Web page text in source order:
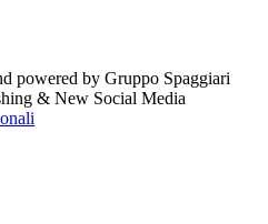
powered by Gruppo Spaggiari
& New Social Media